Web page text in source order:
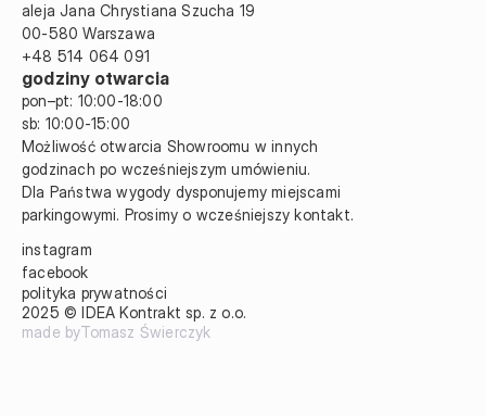
aleja Jana Chrystiana Szucha 19
00-580 Warszawa
+48 514 064 091
godziny otwarcia
pon–pt: 10:00-18:00
sb: 10:00-15:00
instagram
facebook
Możliwość otwarcia Showroomu w innych
godzinach po wcześniejszym umówieniu.
Dla Państwa wygody dysponujemy miejscami
parkingowymi. Prosimy o wcześniejszy kontakt.
polityka prywatności
2025 © IDEA Kontrakt sp. z o.o.
made byTomasz Świerczyk